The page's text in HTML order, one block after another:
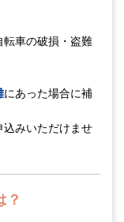
車の破損・盗難
にあった場合に補
みいただけませ
？